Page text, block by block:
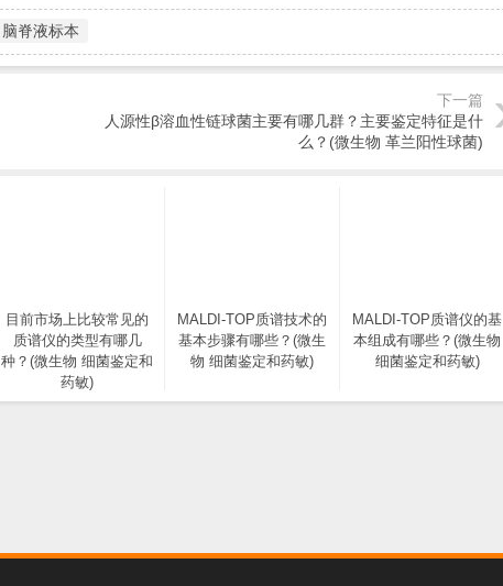
脑脊液标本
下一篇
人源性β溶血性链球菌主要有哪几群？主要鉴定特征是什
么？(微生物 革兰阳性球菌)
目前市场上比较常见的
质谱仪的类型有哪几
种？(微生物 细菌鉴定和
药敏)
MALDI-TOP质谱技术的
基本步骤有哪些？(微生
物 细菌鉴定和药敏)
MALDI-TOP质谱仪的基
本组成有哪些？(微生物
细菌鉴定和药敏)